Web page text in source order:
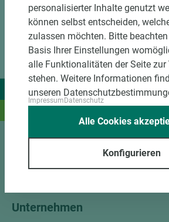
Wir liefern Ideen.
Unternehmen
personalisierter Inhalte genutzt
können selbst entscheiden,
zulassen möchten. Bitte
Basis Ihrer Einstellungen
alle Funktionalitäten der Seite zur
stehen. Weitere Informationen
unseren
ImpressumDatenschutz
Konfigurieren
Alle Cookies